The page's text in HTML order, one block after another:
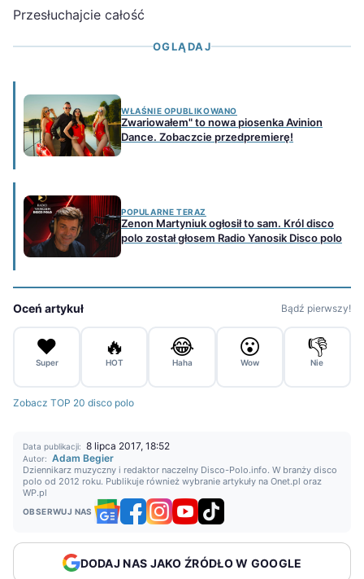
Przesłuchajcie całość
OGLĄDAJ
WŁAŚNIE OPUBLIKOWANO
Zwariowałem" to nowa piosenka Avinion
Dance. Zobaczcie przedpremierę!
POPULARNE TERAZ
Zenon Martyniuk ogłosił to sam. Król disco
polo został głosem Radio Yanosik Disco polo
Oceń artykuł Bądź pierwszy!
❤️
Super
🔥
HOT
😂
Haha
😮
Wow
👎
Nie
Zobacz TOP 20 disco polo
Data publikacji: 8 lipca 2017, 18:52
Autor: Adam Begier
Dziennikarz muzyczny i redaktor naczelny Disco-Polo.info. W branży disco
polo od 2012 roku. Publikuje również wybranie artykuły na Onet.pl oraz
WP.pl
OBSERWUJ NAS
DODAJ NAS JAKO ŹRÓDŁO W GOOGLE